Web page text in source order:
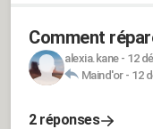
Comment
alexia.kane- 12
Maind'or- 12
2 réponses